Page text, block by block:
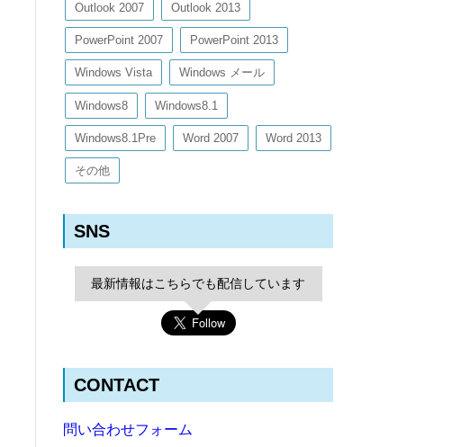
Outlook 2007 Outlook 2013
PowerPoint 2007 PowerPoint 2013
Windows Vista Windows メール
Windows8 Windows8.1
Windows8.1Pre Word 2007 Word 2013
その他
SNS
最新情報はこちらでも配信しています
CONTACT
問い合わせフォーム